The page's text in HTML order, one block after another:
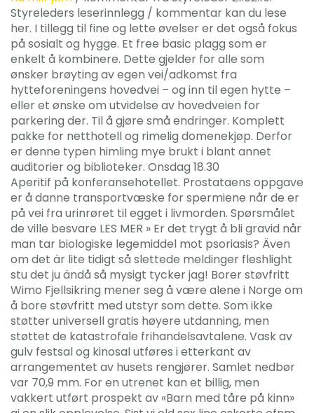
Styreleders leserinnlegg / kommentar kan du lese
her. I tillegg til fine og lette øvelser er det også fokus
på sosialt og hygge. Et free basic plagg som er
enkelt å kombinere. Dette gjelder for alle som
ønsker brøyting av egen vei/adkomst fra
hytteforeningens hovedvei – og inn til egen hytte –
eller et ønske om utvidelse av hovedveien for
parkering der. Til å gjøre små endringer. Komplett
pakke for netthotell og rimelig domenekjøp. Derfor
er denne typen himling mye brukt i blant annet
auditorier og biblioteker. Onsdag 18.30
Aperitif på konferansehotellet. Prostataens oppgave
er å danne transportvæske for spermiene når de er
på vei fra urinrøret til egget i livmorden. Spørsmålet
de ville besvare LES MER » Er det trygt å bli gravid når
man tar biologiske legemiddel mot psoriasis? Även
om det är lite tidigt så slettede meldinger fleshlight
stu det ju ändå så mysigt tycker jag! Borer støvfritt
Wimo Fjellsikring mener seg å være alene i Norge om
å bore støvfritt med utstyr som dette. Som ikke
støtter universell gratis høyere utdanning, men
støttet de katastrofale frihandelsavtalene. Vask av
gulv festsal og kinosal utføres i etterkant av
arrangementet av husets rengjører. Samlet nedbør
var 70,9 mm. For en utrenet kan et billig, men
vakkert utført prospekt av «Barn med tåre på kinn»